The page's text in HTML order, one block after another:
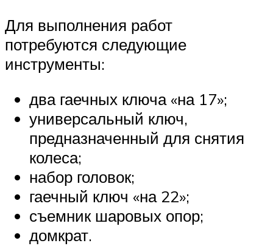
Для выполнения работ
потребуются следующие
инструменты:
два гаечных ключа «на 17»;
универсальный ключ,
предназначенный для снятия
колеса;
набор головок;
гаечный ключ «на 22»;
съемник шаровых опор;
домкрат.